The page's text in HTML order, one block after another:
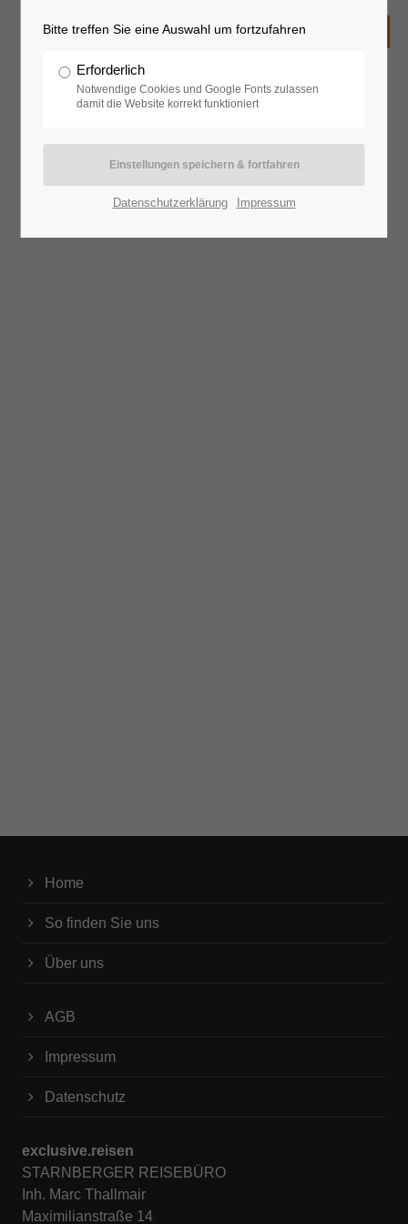
Home
So finden Sie uns
Über uns
AGB
Impressum
Datenschutz
exclusive.reisen
STARNBERGER REISEBÜRO
Inh. Marc Thallmair
Maximilianstraße 14
Bitte treffen Sie eine Auswahl um fortzufahren
Erforderlich
Notwendige Cookies und Google Fonts zulassen
damit die Website korrekt funktioniert
Datenschutzerklärung Impressum